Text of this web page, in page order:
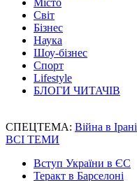
Місто
Світ
Бізнес
Наука
Шоу-бізнес
Спорт
Lifestyle
БЛОГИ ЧИТАЧІВ
СПЕЦТЕМА: Війна в Ірані
ВСІ ТЕМИ
Вступ України в ЄС
Теракт в Барселоні